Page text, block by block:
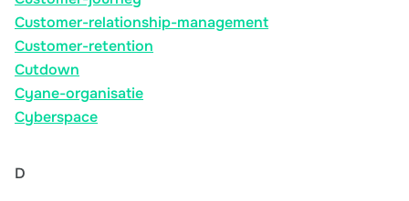
Customer-relationship-management
Customer-retention
Cutdown
Cyane-organisatie
Cyberspace
D